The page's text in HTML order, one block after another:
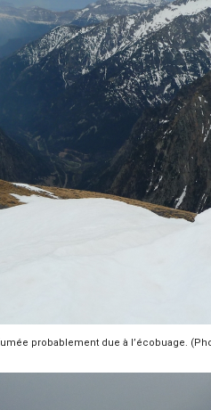
probablement due à l’écobuage.